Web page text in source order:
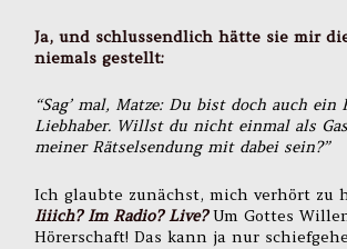
Ja, und schlussendlich hätte sie mir
niemals gestellt:
“Sag’ mal, Matze: Du bist doch auch
Liebhaber. Willst du nicht einmal als
meiner Rätselsendung mit dabei sein?”
Ich glaubte zunächst, mich verhört zu
Iiiich? Im Radio? Live?Um Gottes
Hörerschaft! Das kann ja nur